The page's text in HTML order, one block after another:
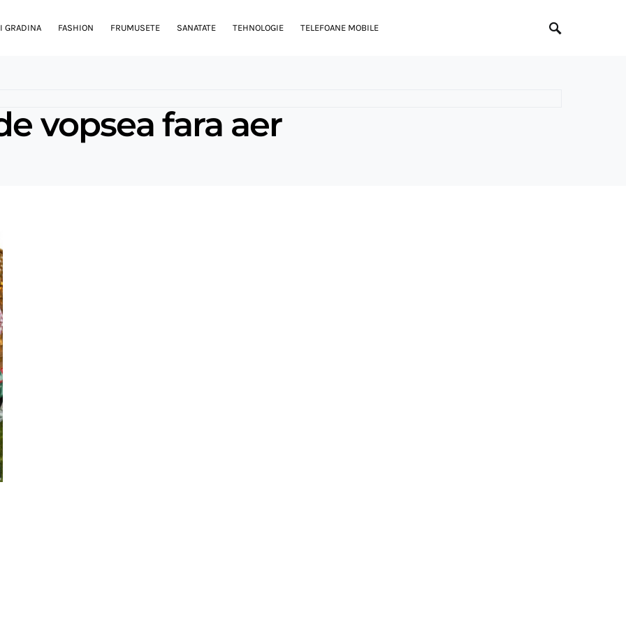
GRADINA FASHION FRUMUSETE SANATATE TEHNOLOGIE TELEFOANE MOBILE
vopsea fara aer